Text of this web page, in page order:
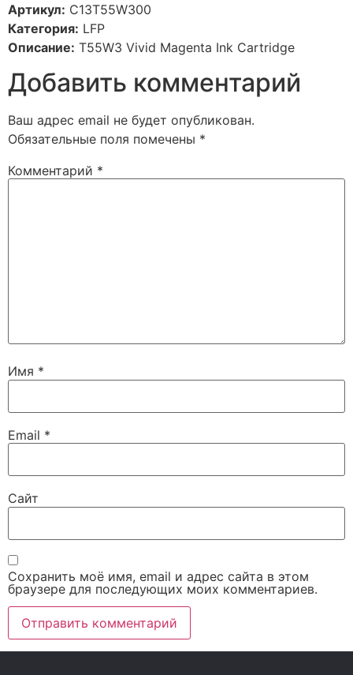
Артикул: C13T55W300
Категория: LFP
Описание: T55W3 Vivid Magenta Ink Cartridge
Добавить комментарий
Ваш адрес email не будет опубликован.
Обязательные поля помечены *
Комментарий *
Имя *
Email *
Сайт
Сохранить моё имя, email и адрес сайта в этом
браузере для последующих моих комментариев.